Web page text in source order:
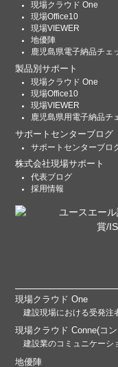
現場クラウド One
現場Office10
現場VIEWER
地優陣
鹿児島県電子納品チェ
製品別サポート
現場クラウド One
現場Office10
現場VIEWER
鹿児島県用電子納品チ
サポートセンターブログ
サポートセンターブロ
株式会社現場サポート
代表ブログ
採用情報
現場クラウド One
建設現場における受発注
現場クラウド Conne(コン
建設業のコミュニケーシ
地優陣